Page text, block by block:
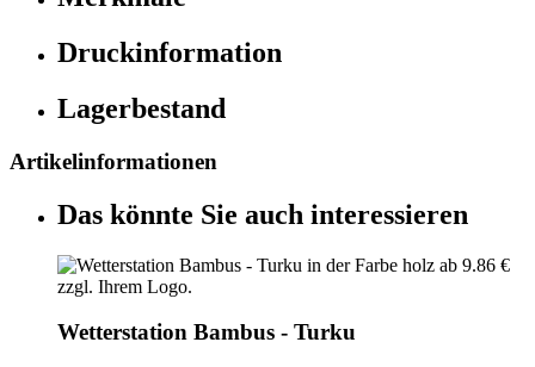
Druckinformation
Lagerbestand
Artikelinformationen
Das könnte Sie auch interessieren
Wetterstation Bambus - Turku